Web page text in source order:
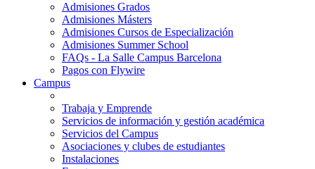
Admisiones Grados
Admisiones Másters
Admisiones Cursos de Especialización
Admisiones Summer School
FAQs - La Salle Campus Barcelona
Pagos con Flywire
Campus
Trabaja y Emprende
Servicios de información y gestión académica
Servicios del Campus
Asociaciones y clubes de estudiantes
Instalaciones